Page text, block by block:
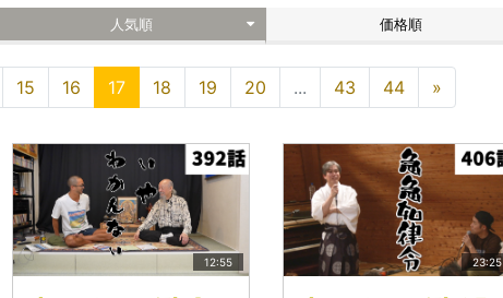
人気順 価格順
15 16 17 18 19 20 ... 43 44 »
12:55 23:25